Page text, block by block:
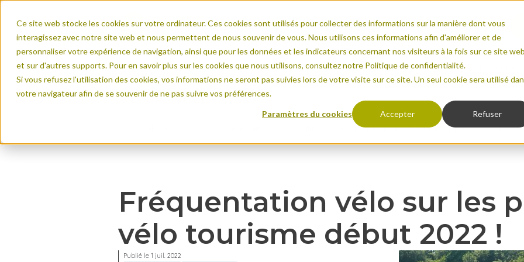
Ce site web stocke les cookies sur votre ordinateur. Ces cookies sont utilisés pour collecter des informations sur la manière dont vous
interagissez avec notre site web et nous permettent de nous souvenir de vous. Nous utilisons ces informations afin d'améliorer et de
personnaliser votre expérience de navigation, ainsi que pour les données et les indicateurs concernant nos visiteurs à la fois sur ce site web
et sur d'autres supports. Pour en savoir plus sur les cookies que nous utilisons, consultez notre Politique de confidentialité.
Si vous refusez l'utilisation des cookies, vos informations ne seront pas suivies lors de votre visite sur ce site. Un seul cookie sera utilisé
votre navigateur afin de se souvenir de ne pas suivre vos préférences.
Paramètres du cookies Accepter Refuser
Mes favoris(0)
Espaces
urbains
Part modale et allocation de l'espace public
Communiquer pour promouvoir la marche et le vélo
Mesurer l'impact de la météo
Développer la marche
Développer la ville du quart
Valoriser les
Espaces
naturels
Améliorer l'expérience visiteur
Justifier les demandes de financement
Analyse de données et
solutions
VisitorFlow
Cycling Insights
Etudes sur mesure
nous
Index Eco-Compteur (fréquentation vélo dans le monde)
Données ouvertes (OpenData)
Documents de référence & publications scientifiques
FAQ
Événements
Fréquentation vélo sur les pistes de vélo
Fréquentation vélo sur les
vélo tourisme début 2022 !
Publié le 1 juil. 2022